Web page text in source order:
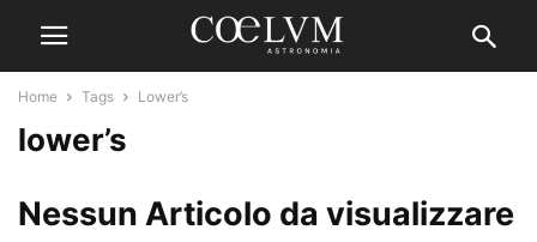
Home Tags Lower’s
lower’s
Nessun Articolo da visualizzare